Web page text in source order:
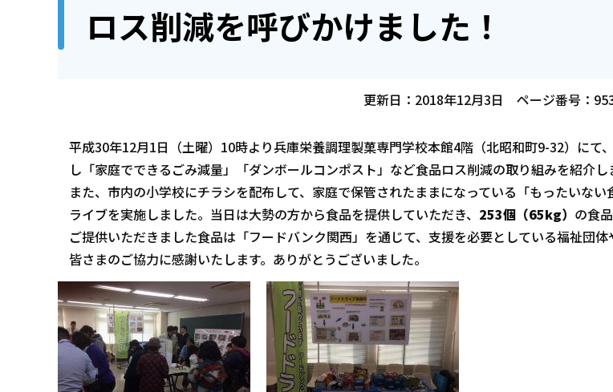
ロス削減を呼びかけました！
更新日：2018年12月3日 ページ番号：
平成30年12月1日（土曜）10時より兵庫栄養調理製菓専門学校本館4階（北昭和町9-32）にて
し「家庭でできるごみ減量」「ダンボールコンポスト」など食品ロス削減の取り組みを紹介し
また、市内の小学校にチラシを配布して、家庭で保管されたままになっている「もったいな
ライブを実施しました。当日は大勢の方から食品を提供していただき、 253個（65kg） の食
ご提供いただきました食品は「フードバンク関西」を通じて、支援を必要としている福祉団体
皆さまのご協力に感謝いたします。ありがとうございました。